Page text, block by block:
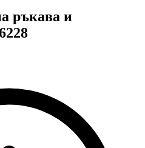
ръкава и